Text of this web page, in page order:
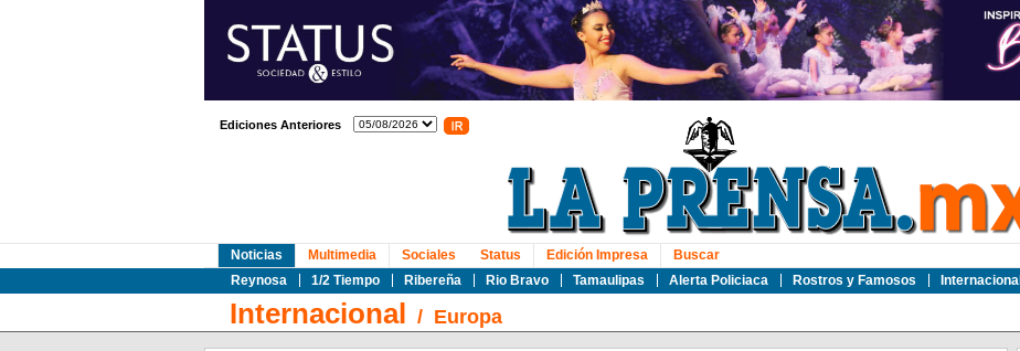
Ediciones Anteriores
Noticias
Reynosa
1/2 Tiempo Ribereña Rio Bravo Tamaulipas Alerta Policiaca Rostros y Famosos Internacional
Multimedia Sociales Status Edición Impresa Buscar
Internacional / Europa